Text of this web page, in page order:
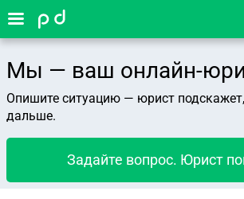
Мы — ваш онлайн-
Опишите ситуацию — юрист
дальше.
Задайте вопрос. Юрист